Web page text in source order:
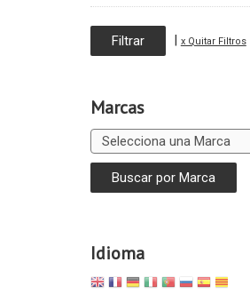
| x Quitar Filtros
Marcas
Idioma